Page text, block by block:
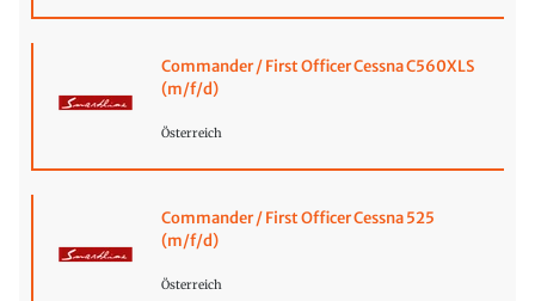
Commander / First Officer Cessna C560XLS
(m/f/d)
Österreich
Commander / First Officer Cessna 525
(m/f/d)
Österreich